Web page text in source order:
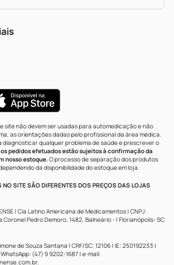
site não devem ser usadas para automedicação e não
as orientações dadas pelo profissional da área médica.
diagnosticar qualquer problema de saúde e prescrever o
os pedidos efetuados estão sujeitos à confirmação da
nosso estoque.O processo de separação dos produtos
da disponibilidade do estoque em loja.
SITE SÃO DIFERENTES DOS PREÇOS DAS LOJAS
| Cia Latino Americana de Medicamentos | CNPJ:
Coronel Pedro Demoro, 1482, Balneário - | Florianópolis- SC
de Souza Santana | CRF/SC: 12106 | IE: 250192233 |
WhatsApp: (47) 9 9202-1687 | e-mail:
.